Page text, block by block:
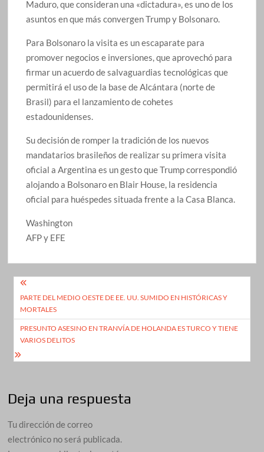
Maduro, que consideran una «dictadura», es uno de los
asuntos en que más convergen Trump y Bolsonaro.
Para Bolsonaro la visita es un escaparate para
promover negocios e inversiones, que aprovechó para
firmar un acuerdo de salvaguardias tecnológicas que
permitirá el uso de la base de Alcántara (norte de
Brasil) para el lanzamiento de cohetes
estadounidenses.
Su decisión de romper la tradición de los nuevos
mandatarios brasileños de realizar su primera visita
oficial a Argentina es un gesto que Trump correspondió
alojando a Bolsonaro en Blair House, la residencia
oficial para huéspedes situada frente a la Casa Blanca.
Washington
AFP y EFE
Navegación
de
entradas
PARTE DEL MEDIO OESTE DE EE. UU. SUMIDO EN HISTÓRICAS Y
MORTALES
PRESUNTO ASESINO EN TRANVÍA DE HOLANDA ES TURCO Y TIENE
VARIOS DELITOS
Deja una respuesta
Tu dirección de correo
electrónico no será publicada.